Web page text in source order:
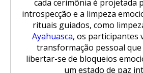
Tour Machu Picchu,
Cores e Lagoa Humantay
Trilha Salkantay 3D | Alta
montanha e selva –
cada cerimônia é projetada
introspecção e a limpeza
rituais guiados, como
Ayahuasca, os participantes
transformação pessoal
libertar-se de bloqueios
um estado de paz